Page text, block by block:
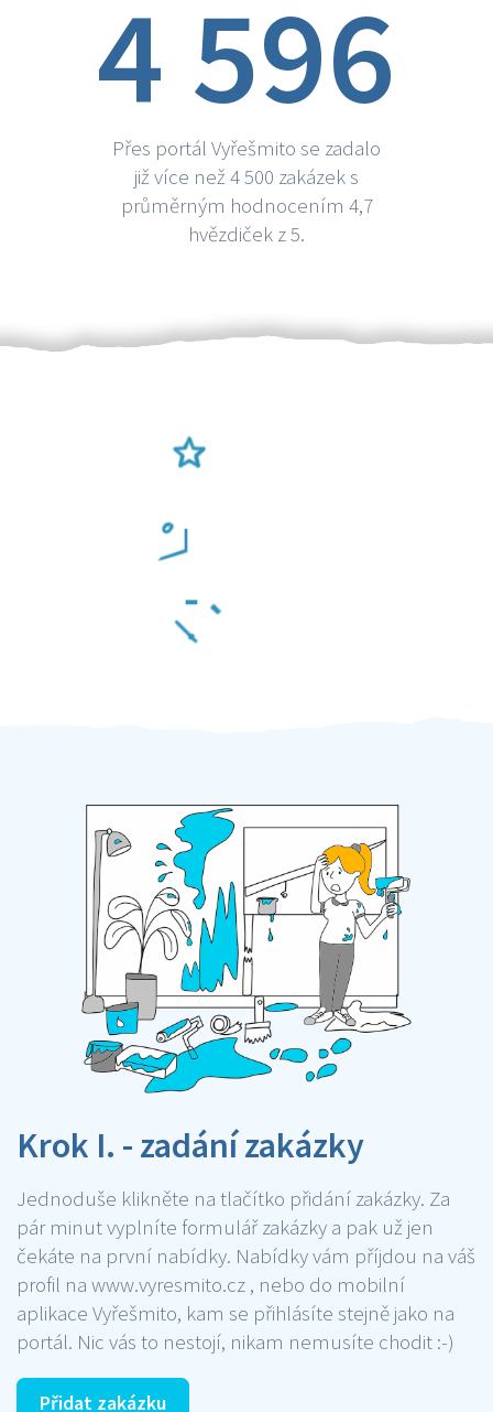
4 596
Přes portál Vyřešmito se zadalo
již více než 4 500 zakázek s
průměrným hodnocením 4,7
hvězdiček z 5.
Krok I. - zadání zakázky
Jednoduše klikněte na tlačítko přidání zakázky. Za
pár minut vyplníte formulář zakázky a pak už jen
čekáte na první nabídky. Nabídky vám příjdou na váš
profil na www.vyresmito.cz , nebo do mobilní
aplikace Vyřešmito, kam se přihlásíte stejně jako na
portál. Nic vás to nestojí, nikam nemusíte chodit :-)
Přidat zakázku